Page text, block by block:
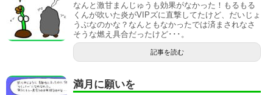
なんと激甘まんじゅうも効果がなかった！もるもる
くんが吹いた炎がVIPズに直撃してたけど、だいじょ
うぶなのかな？なんともなかったでは済まされなさ
そうな燃え具合だったけど･･･。
記事を読む
満月に願いを